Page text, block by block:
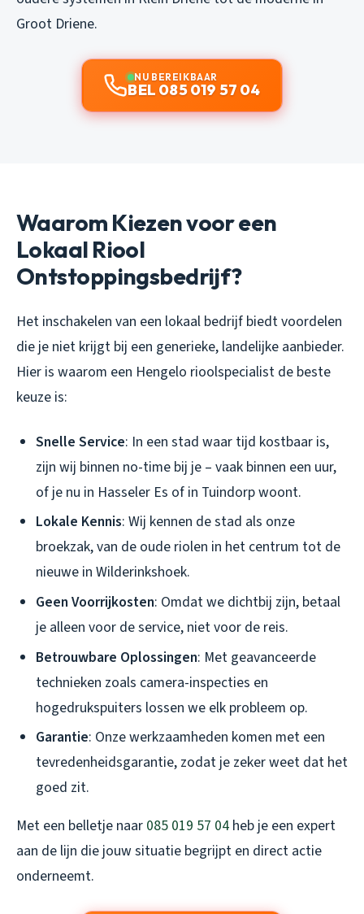
Groot Driene.
NU BEREIKBAAR
BEL 085 019 57 04
Waarom Kiezen voor een
Lokaal Riool
Ontstoppingsbedrijf?
Het inschakelen van een lokaal bedrijf biedt voordelen
die je niet krijgt bij een generieke, landelijke aanbieder.
Hier is waarom een Hengelo rioolspecialist de beste
keuze is:
Snelle Service: In een stad waar tijd kostbaar is,
zijn wij binnen no-time bij je – vaak binnen een uur,
of je nu in Hasseler Es of in Tuindorp woont.
Lokale Kennis: Wij kennen de stad als onze
broekzak, van de oude riolen in het centrum tot de
nieuwe in Wilderinkshoek.
Geen Voorrijkosten: Omdat we dichtbij zijn, betaal
je alleen voor de service, niet voor de reis.
Betrouwbare Oplossingen: Met geavanceerde
technieken zoals camera-inspecties en
hogedrukspuiters lossen we elk probleem op.
Garantie: Onze werkzaamheden komen met een
tevredenheidsgarantie, zodat je zeker weet dat het
goed zit.
Met een belletje naar 085 019 57 04 heb je een expert
aan de lijn die jouw situatie begrijpt en direct actie
onderneemt.